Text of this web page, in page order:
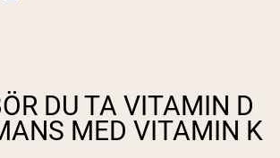
DU TA VITAMIN D
MED VITAMIN K